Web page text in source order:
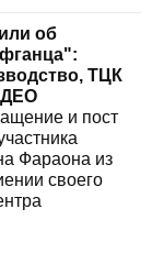
об
ТЦК
и пост
Фараона из
своего